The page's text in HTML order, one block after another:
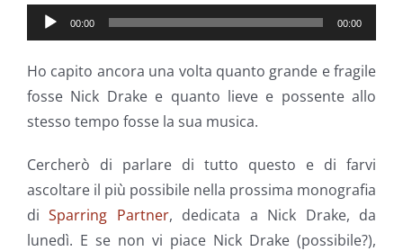
Audio
Player
00:00 00:00
Ho capito ancora una volta quanto grande e fragile
fosse Nick Drake e quanto lieve e possente allo
stesso tempo fosse la sua musica.
Cercherò di parlare di tutto questo e di farvi
ascoltare il più possibile nella prossima monografia
diSparring Partner, dedicata a Nick Drake, da
lunedì. E se non vi piace Nick Drake (possibile?),